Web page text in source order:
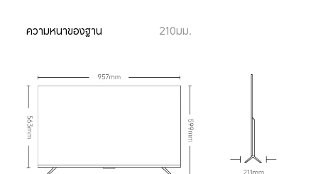
ความหนาของฐาน 210มม.